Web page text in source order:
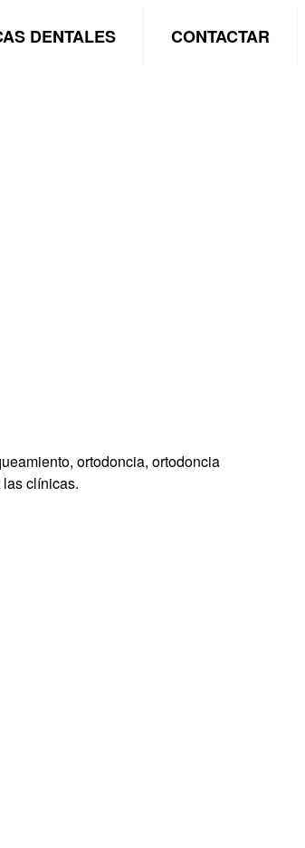
DENTALES CONTACTAR
ortodoncia, ortodoncia
clínicas.